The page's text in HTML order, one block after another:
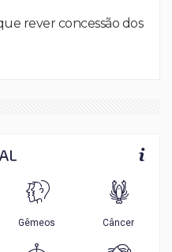
rever concessão dos